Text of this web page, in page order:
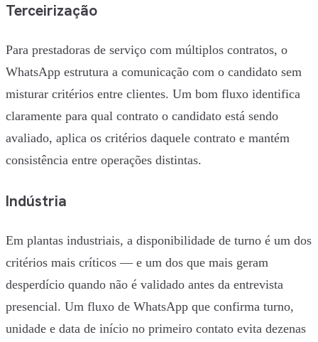
Terceirização
Para prestadoras de serviço com múltiplos contratos, o
WhatsApp estrutura a comunicação com o candidato sem
misturar critérios entre clientes. Um bom fluxo identifica
claramente para qual contrato o candidato está sendo
avaliado, aplica os critérios daquele contrato e mantém
consistência entre operações distintas.
Indústria
Em plantas industriais, a disponibilidade de turno é um dos
critérios mais críticos — e um dos que mais geram
desperdício quando não é validado antes da entrevista
presencial. Um fluxo de WhatsApp que confirma turno,
unidade e data de início no primeiro contato evita dezenas